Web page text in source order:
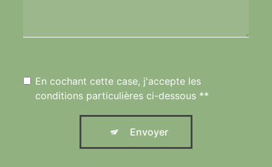
En cochant cette case, j'accepte les
conditions particulières ci-dessous **
Envoyer